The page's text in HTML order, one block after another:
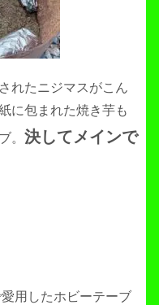
れたニジマスがこん
に包まれた焼き芋も
。 決してメインで
愛用したホビーテーブ